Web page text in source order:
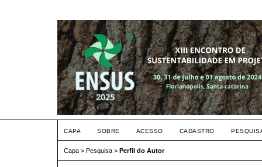
CAPA SOBRE ACESSO CADASTRO
Capa > Pesquisa > Perfil do Autor